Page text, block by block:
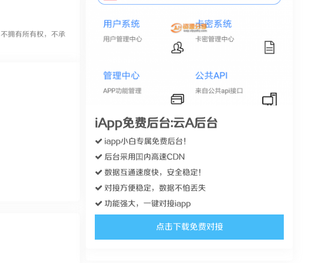
拥有所有权，不承
iApp免费后台:云A后台
iapp小白专属免费后台！
后台采用囯内高速CDN
数据互通速度快，安全稳定！
对接方便稳定，数据不怕丢失
功能强大，一键对接iapp
点击下载免费对接